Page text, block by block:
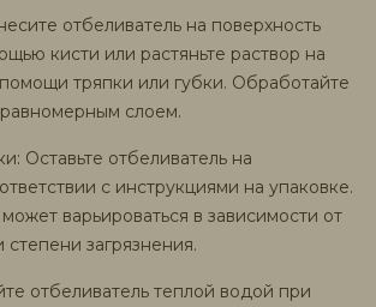
отбеливатель на поверхность
кисти или растяньте раствор на
тряпки или губки. Обработайте
слоем.
Оставьте отбеливатель на
с инструкциями на упаковке.
варьироваться в зависимости от
загрязнения.
отбеливатель теплой водой при